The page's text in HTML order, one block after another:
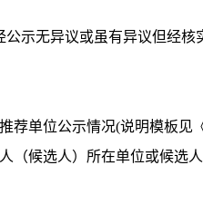
示无异议或虽有异议但经核
荐单位公示情况(说明模板见
（候选人）所在单位或候选